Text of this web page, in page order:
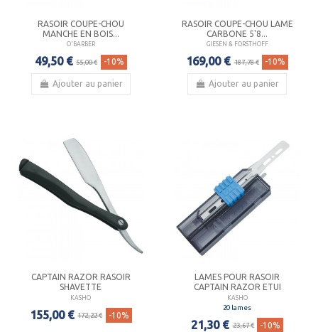
RASOIR COUPE-CHOU
MANCHE EN BOIS...
O'BARBER
49,50 € 55,00 € -10%
Ajouter au panier
RASOIR COUPE-CHOU LAME
CARBONE 5'8...
GIESEN & FORSTHOFF
169,00 € 187,78 € -10%
Ajouter au panier
CAPTAIN RAZOR RASOIR
SHAVETTE
KASHO
155,00 € 172,22 € -10%
LAMES POUR RASOIR
CAPTAIN RAZOR ETUI
KASHO
20 lames
21,30 € 23,67 € -10%